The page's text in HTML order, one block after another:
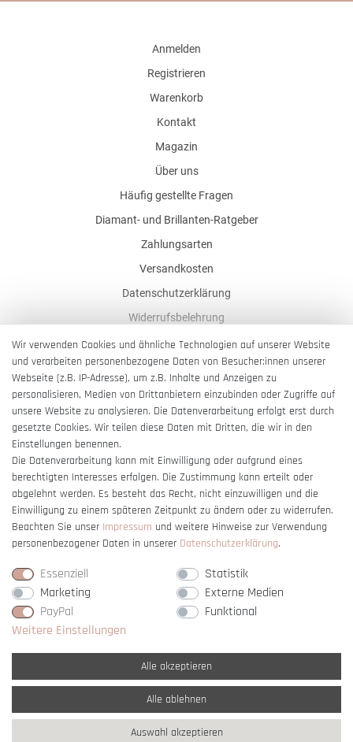
Anmelden
Registrieren
Warenkorb
Kontakt
Magazin
Über uns
Häufig gestellte Fragen
Diamant- und Brillanten-Ratgeber
Zahlungsarten
Versandkosten
Datenschutzerklärung
Widerrufsbelehrung
AGB
Impressum
Barrierefreiheitserklärung
Vertrag widerrufen
* Alle Preise verstehen sich inkl. gesetzl. MwSt. undzzgl. Versandkosten
** Nur innerhalb Deutschlands© copyright 2007-2026 Schmuck Krone / Alle
Wir verwenden Cookies und ähnliche Technologien auf unserer Website
und verarbeiten personenbezogene Daten von Besucher:innen unserer
Webseite (z.B. IP-Adresse), um z.B. Inhalte und Anzeigen zu
personalisieren, Medien von Drittanbietern einzubinden oder Zugriffe auf
unsere Website zu analysieren. Die Datenverarbeitung erfolgt erst durch
gesetzte Cookies. Wir teilen diese Daten mit Dritten, die wir in den
Einstellungen benennen.
Die Datenverarbeitung kann mit Einwilligung oder aufgrund eines
berechtigten Interesses erfolgen. Die Zustimmung kann erteilt oder
abgelehnt werden. Es besteht das Recht, nicht einzuwilligen und die
Einwilligung zu einem späteren Zeitpunkt zu ändern oder zu widerrufen.
Beachten Sie unser Impressum und weitere Hinweise zur Verwendung
personenbezogener Daten in unserer Daten­schutz­erklärung.
Essenziell
Statistik
Marketing
Externe Medien
PayPal
Funktional
Weitere Einstellungen
Alle akzeptieren
Alle ablehnen
Auswahl akzeptieren